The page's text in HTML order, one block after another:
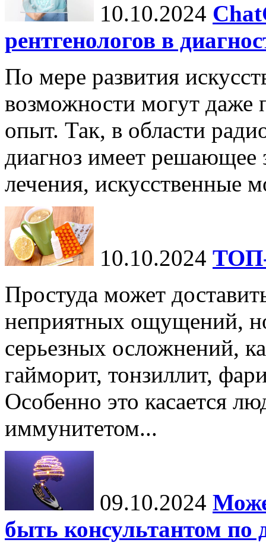
10.10.2024
рентгенологов в
По мере развития
возможности могут даже
опыт. Так, в области
диагноз имеет решающее
лечения, искусственные
10.10.2024 ТОП-
Простуда может
неприятных ощущений,
серьезных осложнений,
гайморит, тонзиллит,
Особенно это касается
иммунитетом...
09.10.2024
быть консультантом по